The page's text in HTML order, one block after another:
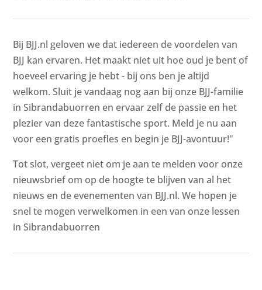
Bij BJJ.nl geloven we dat iedereen de voordelen van
BJJ kan ervaren. Het maakt niet uit hoe oud je bent of
hoeveel ervaring je hebt - bij ons ben je altijd
welkom. Sluit je vandaag nog aan bij onze BJJ-familie
in Sibrandabuorren en ervaar zelf de passie en het
plezier van deze fantastische sport. Meld je nu aan
voor een gratis proefles en begin je BJJ-avontuur!"
Tot slot, vergeet niet om je aan te melden voor onze
nieuwsbrief om op de hoogte te blijven van al het
nieuws en de evenementen van BJJ.nl. We hopen je
snel te mogen verwelkomen in een van onze lessen
in Sibrandabuorren